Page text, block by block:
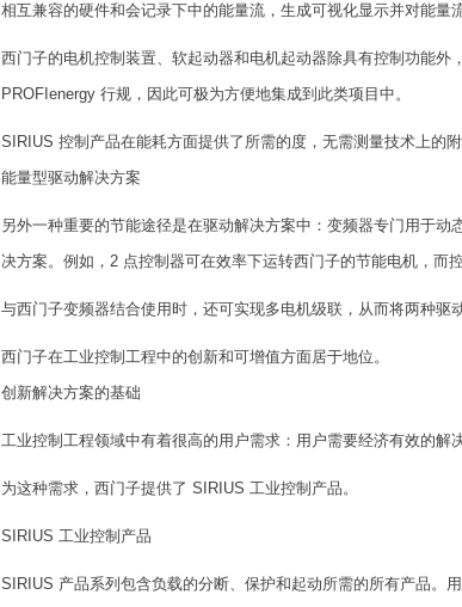
相互兼容的硬件和会记录下中的能量流，生成可视化显示并对能量
西门子的电机控制装置、软起动器和电机起动器除具有控制功能
PROFIenergy 行规，因此可极为方便地集成到此类项目中。
SIRIUS 控制产品在能耗方面提供了所需的度，无需测量技术上的附
能量型驱动解决方案
另外一种重要的节能途径是在驱动解决方案中：变频器专门用于
决方案。例如，2 点控制器可在效率下运转西门子的节能电机，而
与西门子变频器结合使用时，还可实现多电机级联，从而将两种驱
西门子在工业控制工程中的创新和可增值方面居于地位。
创新解决方案的基础
工业控制工程领域中有着很高的用户需求：用户需要经济有效的解
为这种需求，西门子提供了 SIRIUS 工业控制产品。
SIRIUS 工业控制产品
SIRIUS 产品系列包含负载的分断、保护和起动所需的所有产品。